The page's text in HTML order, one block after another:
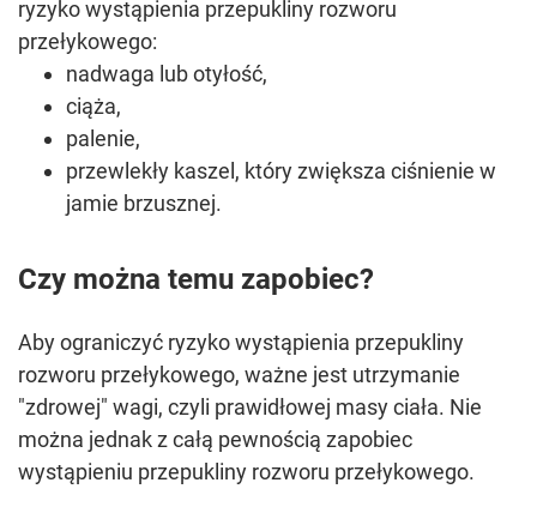
ryzyko wystąpienia przepukliny rozworu
przełykowego:
nadwaga lub otyłość,
ciąża,
palenie,
przewlekły kaszel, który zwiększa ciśnienie w
jamie brzusznej.
Czy można temu zapobiec?
Aby ograniczyć ryzyko wystąpienia przepukliny
rozworu przełykowego, ważne jest utrzymanie
"zdrowej" wagi, czyli prawidłowej masy ciała. Nie
można jednak z całą pewnością zapobiec
wystąpieniu przepukliny rozworu przełykowego.